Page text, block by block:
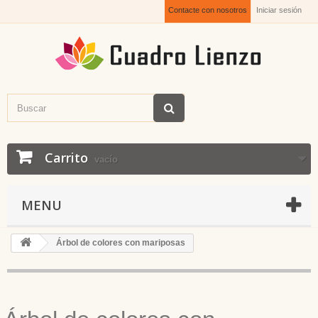
Iniciar sesión
Contacte con nosotros
Carrito vacío
MENU
Árbol de colores con mariposas